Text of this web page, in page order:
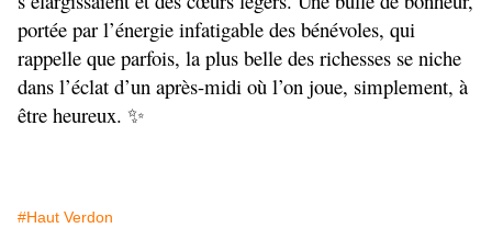
portée par l’énergie infatigable des bénévoles, qui
rappelle que parfois, la plus belle des richesses se niche
dans l’éclat d’un après-midi où l’on joue, simplement, à
être heureux. ✨
#Haut Verdon